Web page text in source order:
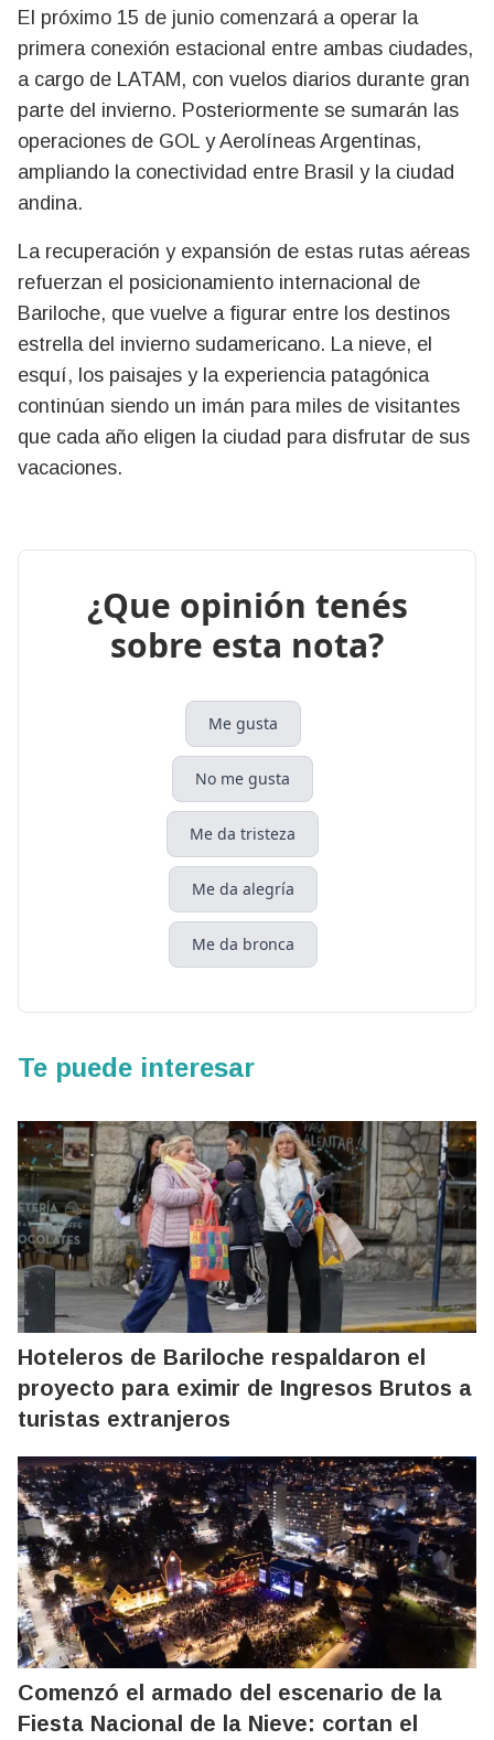
El próximo 15 de junio comenzará a operar la
primera conexión estacional entre ambas ciudades,
a cargo de LATAM, con vuelos diarios durante gran
parte del invierno. Posteriormente se sumarán las
operaciones de GOL y Aerolíneas Argentinas,
ampliando la conectividad entre Brasil y la ciudad
andina.
La recuperación y expansión de estas rutas aéreas
refuerzan el posicionamiento internacional de
Bariloche, que vuelve a figurar entre los destinos
estrella del invierno sudamericano. La nieve, el
esquí, los paisajes y la experiencia patagónica
continúan siendo un imán para miles de visitantes
que cada año eligen la ciudad para disfrutar de sus
vacaciones.
¿Que opinión tenés
sobre esta nota?
Me gusta
No me gusta
Me da tristeza
Me da alegría
Me da bronca
Te puede interesar
Hoteleros de Bariloche respaldaron el
proyecto para eximir de Ingresos Brutos a
turistas extranjeros
Comenzó el armado del escenario de la
Fiesta Nacional de la Nieve: cortan el